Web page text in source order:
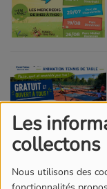
Les
collectons
Nous utilisons des